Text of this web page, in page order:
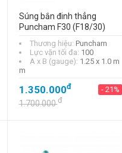
Súng bắn đinh thẳng
Puncham F30 (F18/30)
Thương hiệu: Puncham
Lực vặn tối đa: 100
A x B (gauge): 1.25 x 1.0 m
m
1.350.000đ - 21%
1.700.000đ